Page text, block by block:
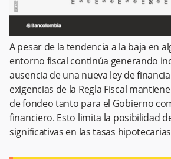
A pesar de la tendencia a la baja en
entorno fiscal continúa generando
ausencia de una nueva ley de
exigencias de la Regla Fiscal
de fondeo tanto para el Gobierno
financiero. Esto limita la posibilidad
significativas en las tasas